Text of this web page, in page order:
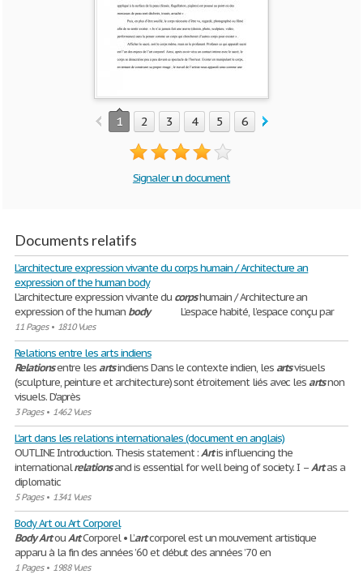
1 2 3 4 5 6 7
Signaler un document
Documents relatifs
L’architecture expression vivante du corps humain / Architecture an
expression of the human body
L’architecture expression vivante ducorpshumain / Architecture an
expression of the human bodyL’espace habité, l’espace conçu par
11 Pages• 1810 Vues
Relations entre les arts indiens
Relationsentre lesartsindiens Dans le contexte indien, lesartsvisuels
(sculpture, peinture et architecture) sont étroitement liés avec lesartsnon
visuels. D'après
3 Pages• 1462 Vues
L'art dans les relations internationales (document en anglais)
OUTLINE Introduction. Thesis statement :Artis influencing the
internationalrelationsand is essential for well being of society. I –Artas a
diplomatic
5 Pages• 1341 Vues
Body Art ou Art Corporel
BodyArtouArtCorporel • L’artcorporel est un mouvement artistique
apparu à la fin des années ’60 et début des années ’70 en
1 Pages• 1988 Vues